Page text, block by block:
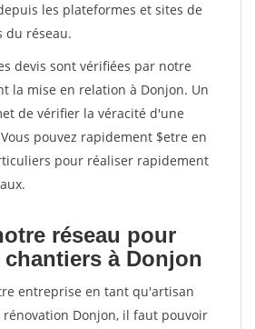
les plateformes et sites de
du réseau.
devis sont vérifiées par notre
la mise en relation à Donjon. Un
de vérifier la véracité d'une
pouvez rapidement $etre en
pour réaliser rapidement
réseau pour
à Donjon
entreprise en tant qu'artisan
Donjon, il faut pouvoir